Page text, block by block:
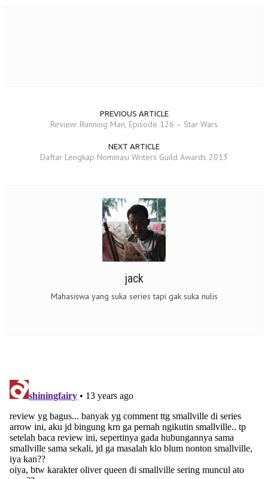
PREVIOUS ARTICLE
Review: Running Man, Episode 126 – Star Wars
NEXT ARTICLE
Daftar Lengkap Nominasi Writers Guild Awards 2013
jack
Mahasiswa yang suka series tapi gak suka nulis